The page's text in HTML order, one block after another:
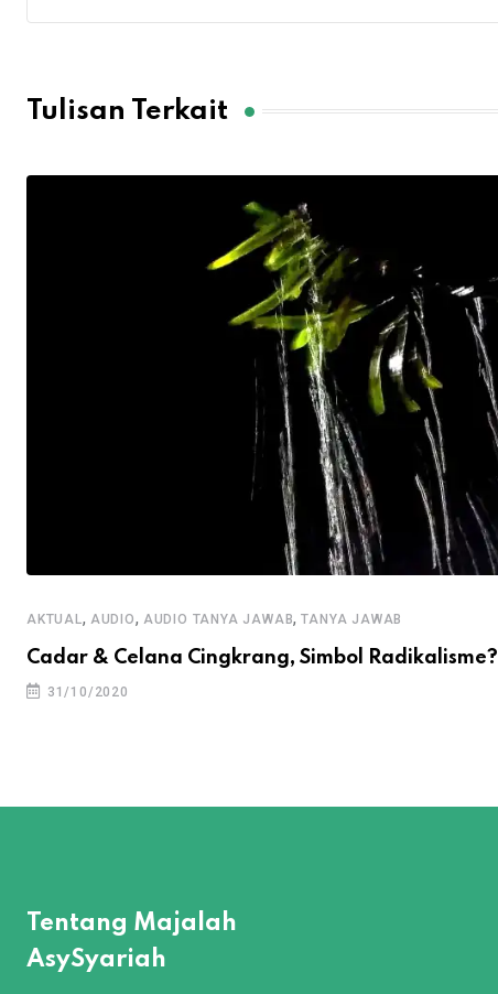
Tulisan Terkait
AKTUAL , AUDIO, AUDIO TANYA JAWAB,TANYA JAWAB
Cadar & Celana Cingkrang, Simbol Radikalisme?
31/10/2020
Tentang Majalah
AsySyariah